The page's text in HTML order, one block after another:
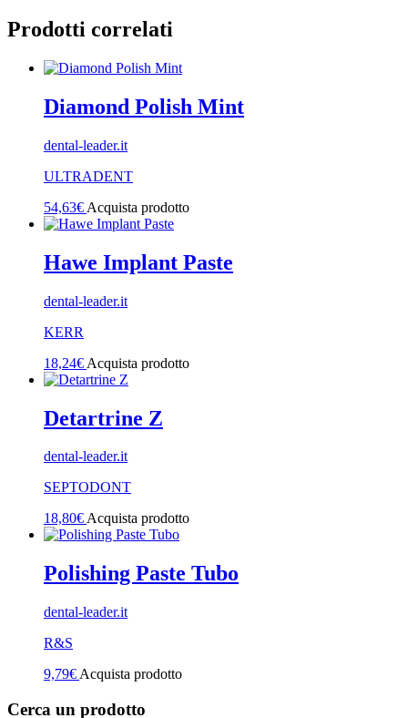
Prodotti correlati
Diamond Polish Mint
dental-leader.it
ULTRADENT
54,63€ Acquista prodotto
Hawe Implant Paste
dental-leader.it
KERR
18,24€ Acquista prodotto
Detartrine Z
dental-leader.it
SEPTODONT
18,80€Acquista prodotto
Polishing Paste Tubo
dental-leader.it
R&S
9,79€ Acquista prodotto
Cerca un prodotto